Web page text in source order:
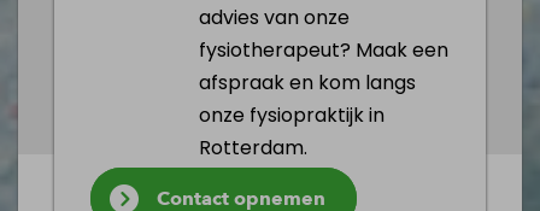
advies van onze
fysiotherapeut? Maak een
afspraak en kom langs
onze fysiopraktijk in
Rotterdam.
Contact opnemen